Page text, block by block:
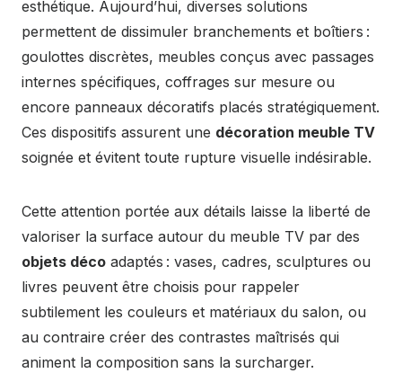
esthétique. Aujourd’hui, diverses solutions
permettent de dissimuler branchements et boîtiers :
goulottes discrètes, meubles conçus avec passages
internes spécifiques, coffrages sur mesure ou
encore panneaux décoratifs placés stratégiquement.
Ces dispositifs assurent une décoration meuble TV
soignée et évitent toute rupture visuelle indésirable.
Cette attention portée aux détails laisse la liberté de
valoriser la surface autour du meuble TV par des
objets déco adaptés : vases, cadres, sculptures ou
livres peuvent être choisis pour rappeler
subtilement les couleurs et matériaux du salon, ou
au contraire créer des contrastes maîtrisés qui
animent la composition sans la surcharger.